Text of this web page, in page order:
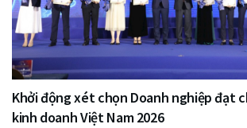
Khởi động xét chọn Doanh nghiệp đạt
kinh doanh Việt Nam 2026